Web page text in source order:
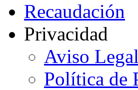
Recaudación
Privacidad
Aviso Legal
Política de